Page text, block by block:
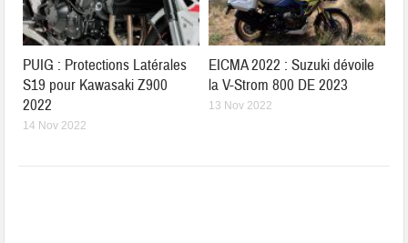
PUIG : Protections Latérales
S19 pour Kawasaki Z900
2022
14 Nov 2022
EICMA 2022 : Suzuki dévoile
la V-Strom 800 DE 2023
13 Nov 2022